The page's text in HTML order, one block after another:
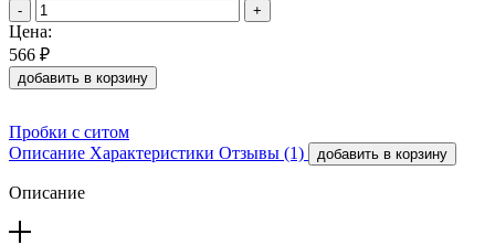
- +
Цена:
566 ₽
добавить в корзину
Пробки с ситом
Описание Характеристики Отзывы (1) добавить в корзину
Описание